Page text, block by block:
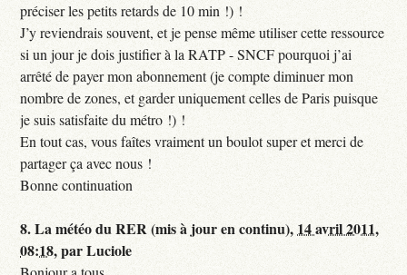
préciser les petits retards de 10 min !) !
J’y reviendrais souvent, et je pense même utiliser cette ressource
si un jour je dois justifier à la RATP - SNCF pourquoi j’ai
arrêté de payer mon abonnement (je compte diminuer mon
nombre de zones, et garder uniquement celles de Paris puisque
je suis satisfaite du métro !) !
En tout cas, vous faîtes vraiment un boulot super et merci de
partager ça avec nous !
Bonne continuation
8.La météo du RER (mis à jour en continu), 14 avril 2011,
08:18,parLuciole